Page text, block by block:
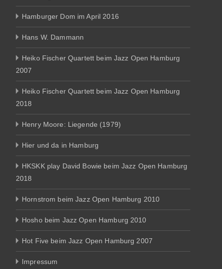
Hamburger Dom im April 2016
Hans W. Dammann
Heiko Fischer Quartett beim Jazz Open Hamburg
2007
Heiko Fischer Quartett beim Jazz Open Hamburg
2018
Henry Moore: Liegende (1979)
Hier und da in Hamburg
HKSKK play David Bowie beim Jazz Open Hamburg
2018
Hornstrom beim Jazz Open Hamburg 2010
Hosho beim Jazz Open Hamburg 2010
Hot Five beim Jazz Open Hamburg 2007
Impressum